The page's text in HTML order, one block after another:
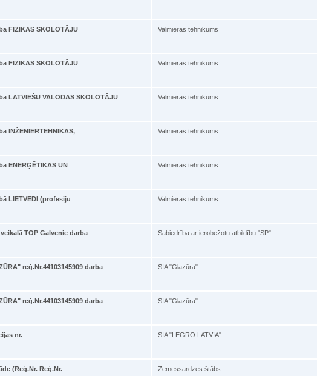
FIZIKAS SKOLOTĀJU Valmieras tehnikums
FIZIKAS SKOLOTĀJU Valmieras tehnikums
LATVIEŠU VALODAS SKOLOTĀJU Valmieras tehnikums
INŽENIERTEHNIKAS, Valmieras tehnikums
ENERĢĒTIKAS UN Valmieras tehnikums
LIETVEDI (profesiju Valmieras tehnikums
TOP Galvenie darba Sabiedrība ar ierobežotu atbildību "SP"
reģ.Nr.44103145909 darba SIA "Glazūra"
reģ.Nr.44103145909 darba SIA "Glazūra"
nr. SIA "LEGRO LATVIA"
(Reģ.Nr. Reģ.Nr. Zemessardzes štābs